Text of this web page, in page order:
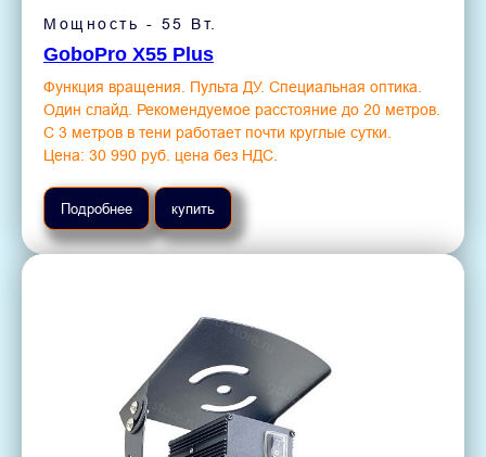
Мощность - 55 Вт.
GoboPro X55 Plus
Функция вращения. Пульта ДУ. Специальная оптика.
Один слайд. Рекомендуемое расстояние до 20 метров.
С 3 метров в тени работает почти круглые сутки.
Цена: 30 990 руб. цена без НДС.
Подробнее купить